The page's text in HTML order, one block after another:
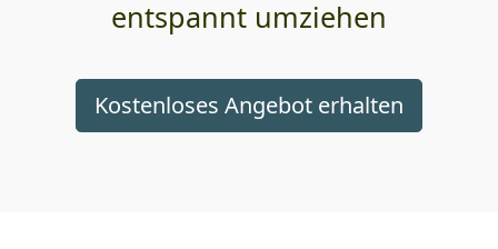
entspannt umziehen
Kostenloses Angebot erhalten